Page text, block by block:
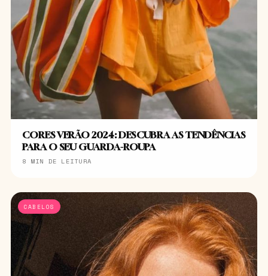
CORES VERÃO 2024: DESCUBRA AS TENDÊNCIAS
PARA O SEU GUARDA-ROUPA
8 MIN DE LEITURA
CABELOS